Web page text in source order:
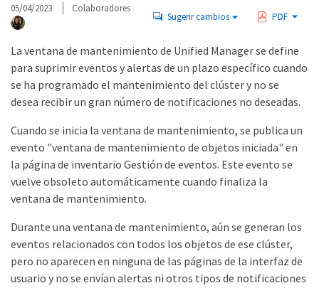
05/04/2023 Colaboradores
Sugerir cambios PDF
La ventana de mantenimiento de Unified Manager se define
para suprimir eventos y alertas de un plazo específico cuando
se ha programado el mantenimiento del clúster y no se
desea recibir un gran número de notificaciones no deseadas.
Cuando se inicia la ventana de mantenimiento, se publica un
evento "ventana de mantenimiento de objetos iniciada" en
la página de inventario Gestión de eventos. Este evento se
vuelve obsoleto automáticamente cuando finaliza la
ventana de mantenimiento.
Durante una ventana de mantenimiento, aún se generan los
eventos relacionados con todos los objetos de ese clúster,
pero no aparecen en ninguna de las páginas de la interfaz de
usuario y no se envían alertas ni otros tipos de notificaciones